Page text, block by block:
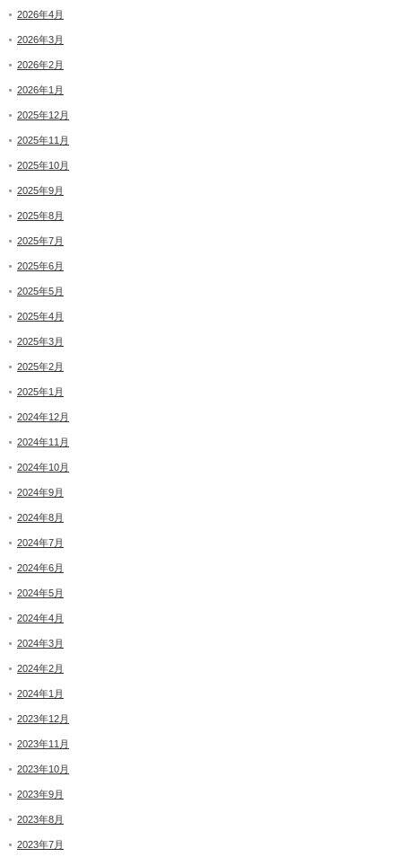
2026年4月
2026年3月
2026年2月
2026年1月
2025年12月
2025年11月
2025年10月
2025年9月
2025年8月
2025年7月
2025年6月
2025年5月
2025年4月
2025年3月
2025年2月
2025年1月
2024年12月
2024年11月
2024年10月
2024年9月
2024年8月
2024年7月
2024年6月
2024年5月
2024年4月
2024年3月
2024年2月
2024年1月
2023年12月
2023年11月
2023年10月
2023年9月
2023年8月
2023年7月